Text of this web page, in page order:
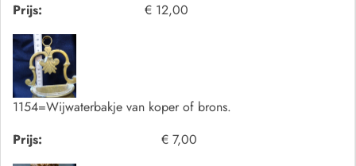
Prijs:
€ 12,00
1154=Wijwaterbakje van koper of brons.
Prijs:
€ 7,00